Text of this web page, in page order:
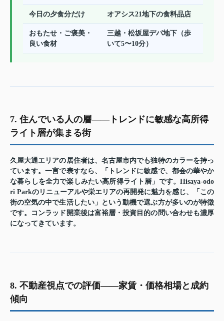
今日の夕食分だけ オアシス21地下の食料品店
おもたせ・ご褒美・
良い食材
三越・松坂屋デパ地下（歩
いて5〜10分）
7. 住んでいる人の層——トレンドに敏感な高所得
ライト層が集まる街
久屋大通エリアの居住者は、名古屋市内でも独特のカラーを持っ
ています。一言で表すなら、
「トレンドに敏感で、都会の華やか
な暮らしを全力で楽しみたい高所得ライト層」 です。Hisaya-odo
ri Parkのリニューアルや栄エリアの再開発に魅力を感じ、「この
街の空気の中で生活したい」という動機で選ぶ方が多いのが特徴
です。コンラッド開業後は富裕層・投資目的の問い合わせも濃厚
になってきています。
8. 不動産視点での評価——家賃・価格相場と成約
傾向